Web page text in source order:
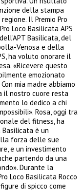
della stampa
Il Premio Pro
Loco Basilicata APS
Basilicata, del
Venosa e della
ha voluto onorare il
«Ricevere questo
emozionato
mia madre abbiamo
il nostro cuore resta
lo dedico a chi
Rosa, oggi tra
del fitness, ha
è un
forza delle sue
e un investimento
partendo da una
Durante la
Loco Basilicata Rocco
di spicco come